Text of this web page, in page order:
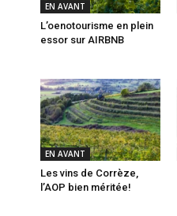
EN AVANT
L’oenotourisme en plein
essor sur AIRBNB
EN AVANT
Les vins de Corrèze,
l’AOP bien méritée!